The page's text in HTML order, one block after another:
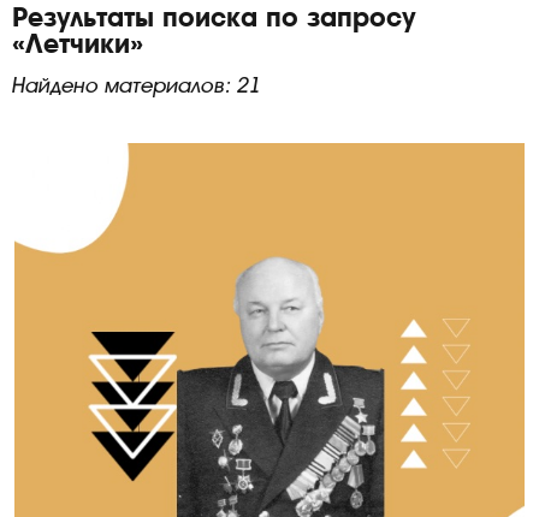
Результаты поиска по запросу
«Летчики»
Найдено материалов: 21